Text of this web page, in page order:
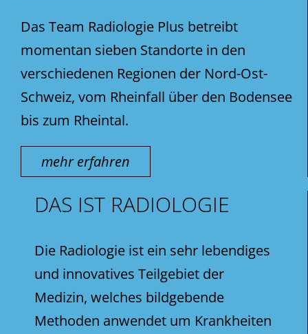
Das Team Radiologie Plus betreibt
momentan sieben Standorte in den
verschiedenen Regionen der Nord-Ost-
Schweiz, vom Rheinfall über den Bodensee
bis zum Rheintal.
mehr erfahren
DAS IST RADIOLOGIE
Die Radiologie ist ein sehr lebendiges
und innovatives Teilgebiet der
Medizin, welches bildgebende
Methoden anwendet um Krankheiten